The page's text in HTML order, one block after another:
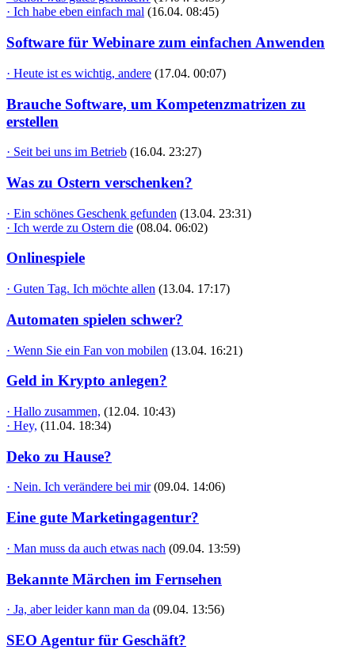
· Ich habe eben einfach mal (16.04. 08:45)
Software für Webinare zum einfachen Anwenden
· Heute ist es wichtig, andere (17.04. 00:07)
Brauche Software, um Kompetenzmatrizen zu
erstellen
· Seit bei uns im Betrieb (16.04. 23:27)
Was zu Ostern verschenken?
· Ein schönes Geschenk gefunden (13.04. 23:31)
· Ich werde zu Ostern die (08.04. 06:02)
Onlinespiele
· Guten Tag. Ich möchte allen (13.04. 17:17)
Automaten spielen schwer?
· Wenn Sie ein Fan von mobilen (13.04. 16:21)
Geld in Krypto anlegen?
· Hallo zusammen, (12.04. 10:43)
· Hey, (11.04. 18:34)
Deko zu Hause?
· Nein. Ich verändere bei mir (09.04. 14:06)
Eine gute Marketingagentur?
· Man muss da auch etwas nach (09.04. 13:59)
Bekannte Märchen im Fernsehen
· Ja, aber leider kann man da (09.04. 13:56)
SEO Agentur für Geschäft?